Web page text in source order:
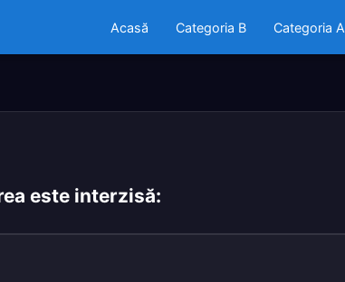
Acasă Categoria B Categoria A
este interzisă: